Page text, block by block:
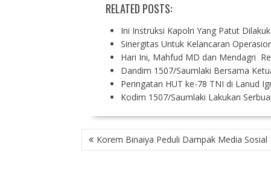
RELATED POSTS:
Ini Instruksi Kapolri Yang Patut
Sinergitas Untuk Kelancaran
Hari Ini, Mahfud MD dan Mendagri
Dandim 1507/Saumlaki Bersama
Peringatan HUT ke-78 TNI di Lanud
Kodim 1507/Saumlaki Lakukan
P
O
Korem Binaiya Peduli Dampak Media Sosial